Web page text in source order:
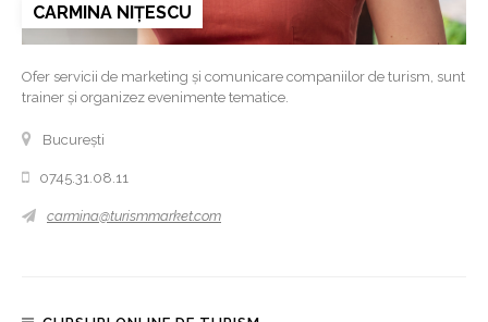
CARMINA NIȚESCU
Ofer servicii de marketing și comunicare companiilor de turism, sunt
trainer și organizez evenimente tematice.
București
0745.31.08.11
carmina@turismmarket.com